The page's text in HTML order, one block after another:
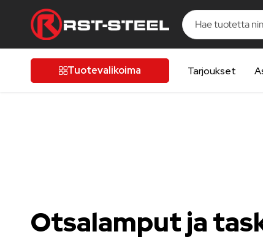
RST-
Steel
Kotimaista
laatua,
laatutietoiselle
autoilijalle
Tuotevalikoima Tarjoukset
Otsalamput ja